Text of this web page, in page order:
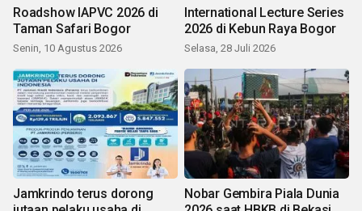
Roadshow IAPVC 2026 di
Taman Safari Bogor
Senin, 10 Agustus 2026
International Lecture Series
2026 di Kebun Raya Bogor
Selasa, 28 Juli 2026
Jamkrindo terus dorong
Nobar Gembira Piala Dunia